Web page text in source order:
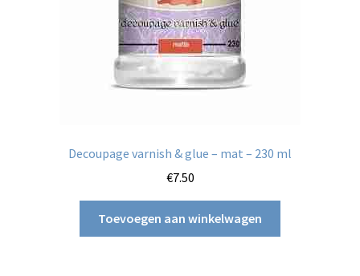
Decoupage varnish & glue – mat – 230 ml
€7.50
Toevoegen aan winkelwagen